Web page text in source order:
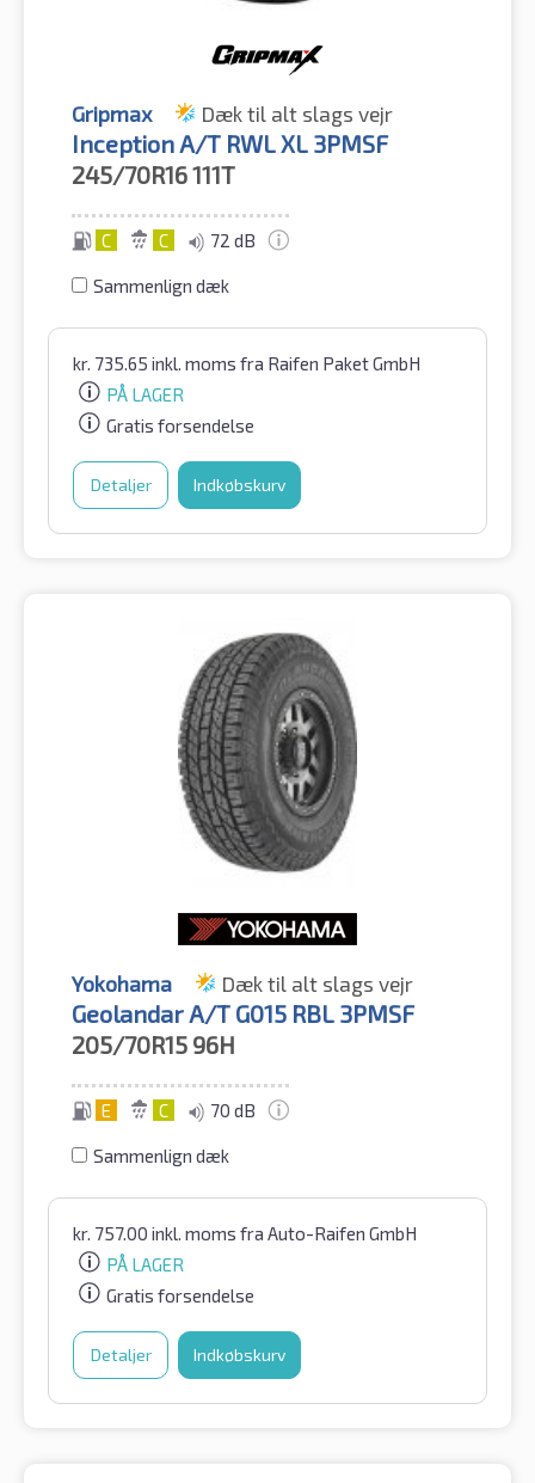
Gripmax Dæk til alt slags vejr
Inception A/T RWL XL 3PMSF
245/70R16111T
C C 72 dB
Sammenlign dæk
kr. 735.65 inkl. moms fra Raifen Paket GmbH
PÅ LAGER
Gratis forsendelse
Detaljer Indkøbskurv
Yokohama Dæk til alt slags vejr
Geolandar A/T G015 RBL 3PMSF
205/70R15 96H
E C 70 dB
Sammenlign dæk
kr. 757.00 inkl. moms fra Auto-Raifen GmbH
PÅ LAGER
Gratis forsendelse
Detaljer Indkøbskurv